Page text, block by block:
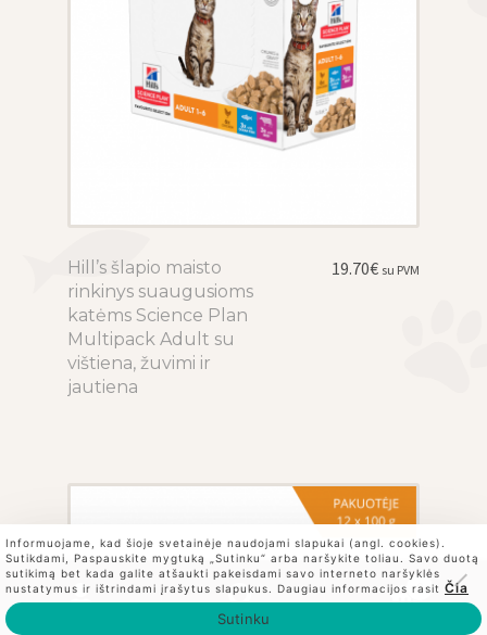
product
has
be
on
the
product
page
Hill’s šlapio maisto
rinkinys suaugusioms
katėms Science Plan
Multipack Adult su
vištiena, žuvimi ir
jautiena
19.70€ su PVM
Ieškoti:
Ieškoti
0
Informuojame, kad šioje svetainėje naudojami slapukai (angl. cookies).
Sutikdami, Paspauskite mygtuką „Sutinku“ arba naršykite toliau. Savo duotą
sutikimą bet kada galite atšaukti pakeisdami savo interneto naršyklės
nustatymus ir ištrindami įrašytus slapukus. Daugiau informacijos rasit Čia
Sutinku